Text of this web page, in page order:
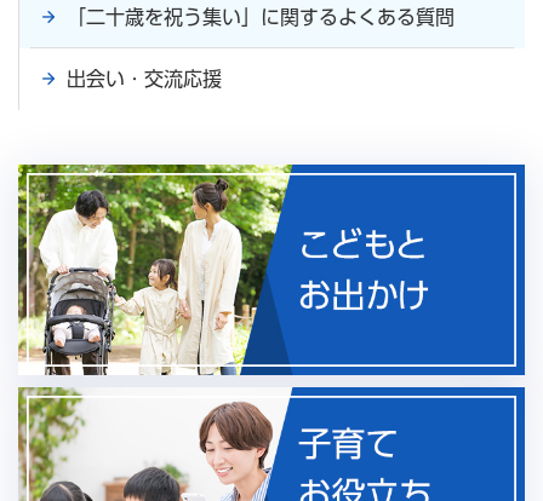
「二十歳を祝う集い」に関するよくある質問
出会い・交流応援